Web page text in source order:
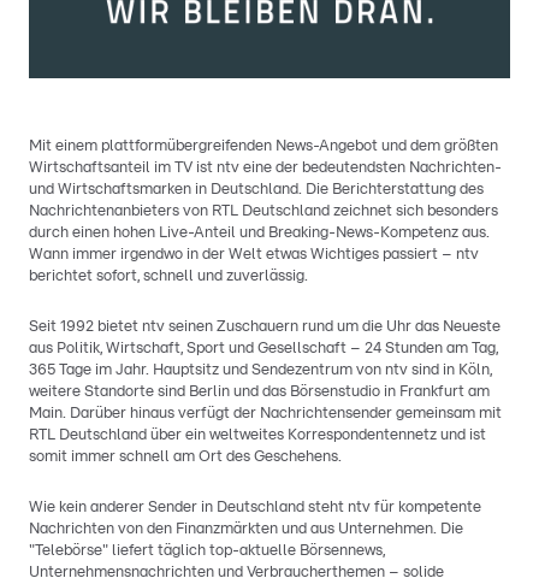
Mit einem plattformübergreifenden News-Angebot und dem größten
Wirtschaftsanteil im TV ist ntv eine der bedeutendsten Nachrichten-
und Wirtschaftsmarken in Deutschland. Die Berichterstattung des
Nachrichtenanbieters von RTL Deutschland zeichnet sich besonders
durch einen hohen Live-Anteil und Breaking-News-Kompetenz aus.
Wann immer irgendwo in der Welt etwas Wichtiges passiert – ntv
berichtet sofort, schnell und zuverlässig.
Seit 1992 bietet ntv seinen Zuschauern rund um die Uhr das Neueste
aus Politik, Wirtschaft, Sport und Gesellschaft – 24 Stunden am Tag,
365 Tage im Jahr. Hauptsitz und Sendezentrum von ntv sind in Köln,
weitere Standorte sind Berlin und das Börsenstudio in Frankfurt am
Main. Darüber hinaus verfügt der Nachrichtensender gemeinsam mit
RTL Deutschland über ein weltweites Korrespondentennetz und ist
somit immer schnell am Ort des Geschehens.
Wie kein anderer Sender in Deutschland steht ntv für kompetente
Nachrichten von den Finanzmärkten und aus Unternehmen. Die
"Telebörse" liefert täglich top-aktuelle Börsennews,
Unternehmensnachrichten und Verbraucherthemen – solide